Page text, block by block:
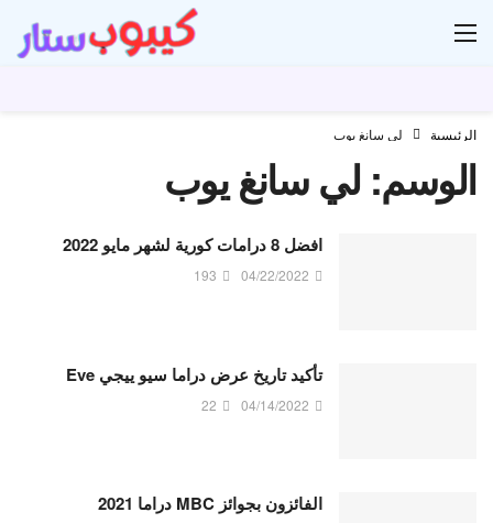
الرئيسية لي سانغ يوب
الوسم: لي سانغ يوب
افضل 8 درامات كورية لشهر مايو 2022
04/22/2022
193
تأكيد تاريخ عرض دراما سيو ييجي Eve
04/14/2022
22
الفائزون بجوائز MBC دراما 2021